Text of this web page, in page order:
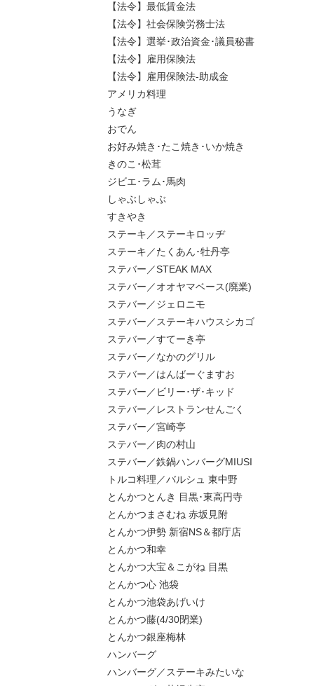
【法令】最低賃金法
【法令】社会保険労務士法
【法令】選挙･政治資金･議員秘書
【法令】雇用保険法
【法令】雇用保険法-助成金
アメリカ料理
うなぎ
おでん
お好み焼き･たこ焼き･いか焼き
きのこ･松茸
ジビエ･ラム･馬肉
しゃぶしゃぶ
すきやき
ステーキ／ステーキロッヂ
ステーキ／たくあん･牡丹亭
ステバー／STEAK MAX
ステバー／オオヤマベース(廃業)
ステバー／ジェロニモ
ステバー／ステーキハウスシカゴ
ステバー／すてーき亭
ステバー／なかのグリル
ステバー／はんばーぐますお
ステバー／ビリー･ザ･キッド
ステバー／レストランせんごく
ステバー／宮崎亭
ステバー／肉の村山
ステバー／鉄鍋ハンバーグMIUSI
トルコ料理／バルシュ 東中野
とんかつとんき 目黒･東高円寺
とんかつまさむね 赤坂見附
とんかつ伊勢 新宿NS＆都庁店
とんかつ和幸
とんかつ大宝＆こがね 目黒
とんかつ心 池袋
とんかつ池袋あげいけ
とんかつ藤(4/30閉業)
とんかつ銀座梅林
ハンバーグ
ハンバーグ／ステーキみたいな